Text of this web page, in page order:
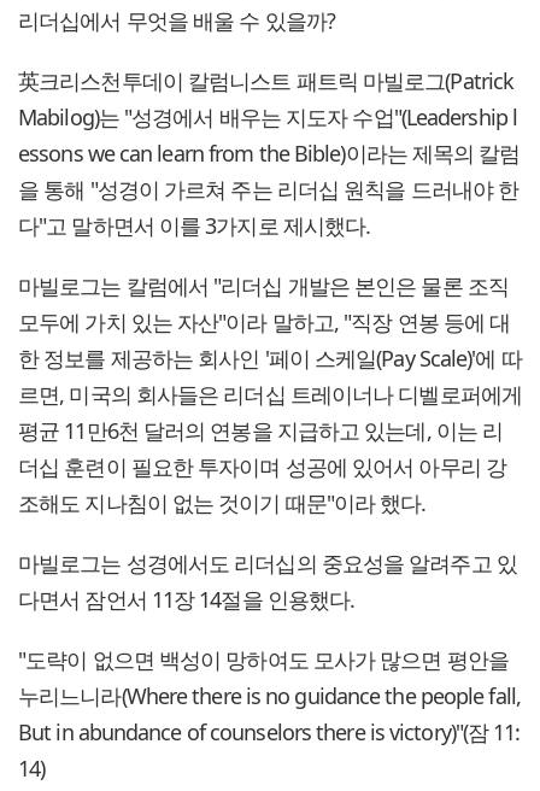
리더십에서 무엇을 배울 수 있을까?
英크리스천투데이 칼럼니스트 패트릭 마빌로그(Patrick
Mabilog)는 "성경에서 배우는 지도자 수업"(Leadership l
essons we can learn from the Bible)이라는 제목의 칼럼
을 통해 "성경이 가르쳐 주는 리더십 원칙을 드러내야 한
다"고 말하면서 이를 3가지로 제시했다.
마빌로그는 칼럼에서 "리더십 개발은 본인은 물론 조직
모두에 가치 있는 자산"이라 말하고, "직장 연봉 등에 대
한 정보를 제공하는 회사인 '페이 스케일(Pay Scale)'에 따
르면, 미국의 회사들은 리더십 트레이너나 디벨로퍼에게
평균 11만6천 달러의 연봉을 지급하고 있는데, 이는 리
더십 훈련이 필요한 투자이며 성공에 있어서 아무리 강
조해도 지나침이 없는 것이기 때문"이라 했다.
마빌로그는 성경에서도 리더십의 중요성을 알려주고 있
다면서 잠언서 11장 14절을 인용했다.
"도략이 없으면 백성이 망하여도 모사가 많으면 평안을
누리느니라(Where there is no guidance the people fall,
But in abundance of counselors there is victory)"(잠 11:
14)